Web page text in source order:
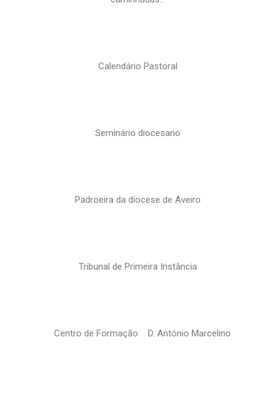
Calendário Pastoral
Seminário diocesano
Padroeira da diocese de Aveiro
Tribunal de Primeira Instância
Centro de Formação D. António Marcelino